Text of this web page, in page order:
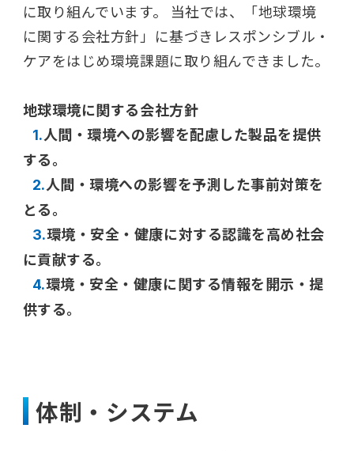
に取り組んでいます。 当社では、「地球環境
に関する会社方針」に基づきレスポンシブル・
ケアをはじめ環境課題に取り組んできました。
地球環境に関する会社方針
1.人間・環境への影響を配慮した製品を提供
する。
2.人間・環境への影響を予測した事前対策を
とる。
3.環境・安全・健康に対する認識を高め社会
に貢献する。
4.環境・安全・健康に関する情報を開示・提
供する。
体制・システム